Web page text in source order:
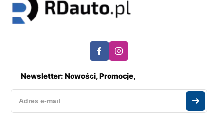
Newsletter: Nowości, Promocje,